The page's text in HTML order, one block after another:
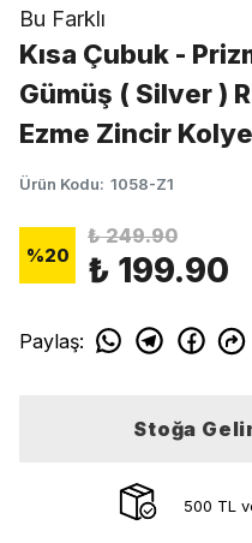
Bu Farklı
Kısa Çubuk -
Gümüş ( Silver )
Ezme Zincir Kolye
Ürün Kodu: 1058-Z1
%20
₺ 249.90
₺ 199.90
Paylaş:
Stoğa
500 TL